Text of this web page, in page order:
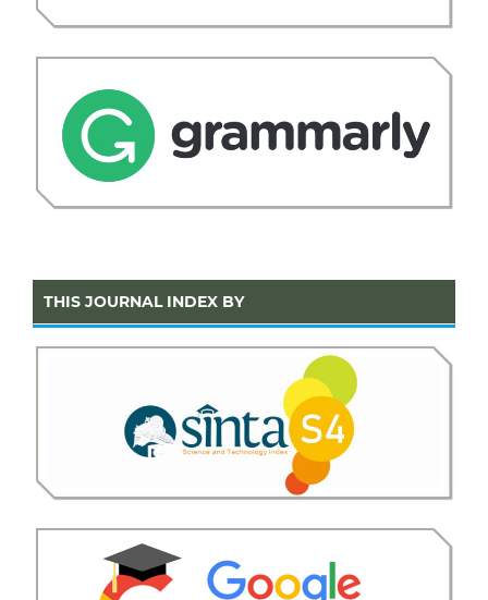
THIS JOURNAL INDEX BY